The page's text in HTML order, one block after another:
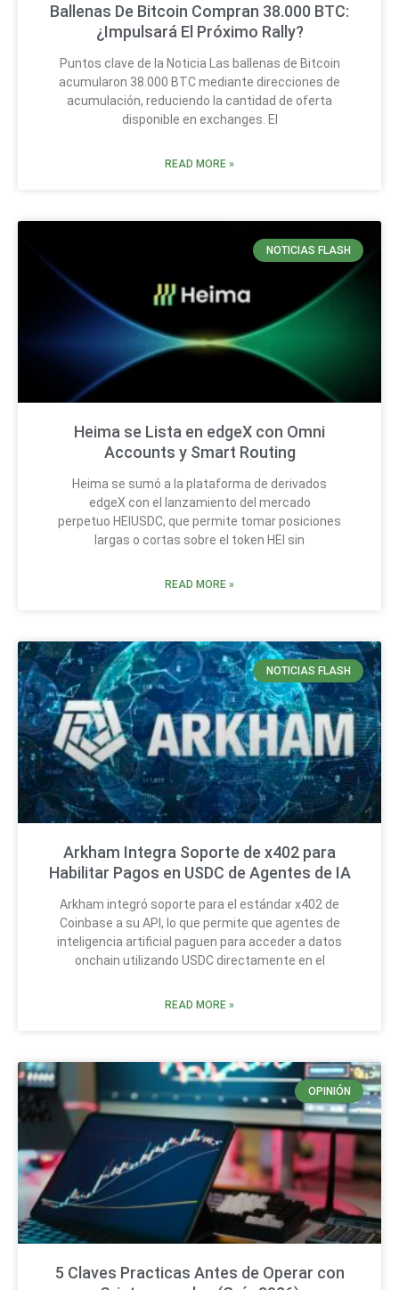
Ballenas De Bitcoin Compran 38.000 BTC:
¿Impulsará El Próximo Rally?
Puntos clave de la Noticia Las ballenas de Bitcoin
acumularon 38.000 BTC mediante direcciones de
acumulación, reduciendo la cantidad de oferta
disponible en exchanges. El
READ MORE »
NOTICIAS FLASH
Heima se Lista en edgeX con Omni
Accounts y Smart Routing
Heima se sumó a la plataforma de derivados
edgeX con el lanzamiento del mercado
perpetuo HEIUSDC, que permite tomar posiciones
largas o cortas sobre el token HEI sin
READ MORE »
NOTICIAS FLASH
Arkham Integra Soporte de x402 para
Habilitar Pagos en USDC de Agentes de IA
Arkham integró soporte para el estándar x402 de
Coinbase a su API, lo que permite que agentes de
inteligencia artificial paguen para acceder a datos
onchain utilizando USDC directamente en el
READ MORE »
OPINIÓN
5 Claves Practicas Antes de Operar con